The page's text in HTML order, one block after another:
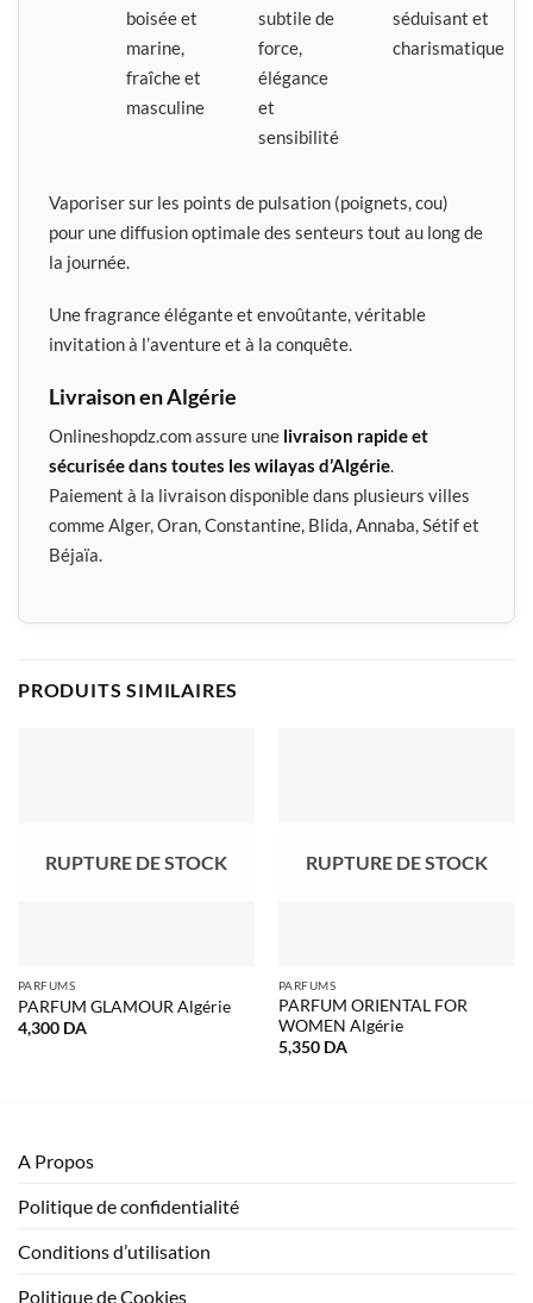
boisée et
marine,
fraîche et
masculine
subtile de
force,
élégance
et
sensibilité
séduisant et
charismatique
Vaporiser sur les points de pulsation (poignets, cou)
pour une diffusion optimale des senteurs tout au long de
la journée.
Une fragrance élégante et envoûtante, véritable
invitation à l’aventure et à la conquête.
Livraison en Algérie
Onlineshopdz.com assure une livraison rapide et
sécurisée dans toutes les wilayas d’Algérie.
Paiement à la livraison disponible dans plusieurs villes
comme Alger, Oran, Constantine, Blida, Annaba, Sétif et
Béjaïa.
PRODUITS SIMILAIRES
RUPTURE DE STOCK
PARFUMS
PARFUM GLAMOUR Algérie
4,300 DA
RUPTURE DE STOCK
PARFUMS
PARFUM ORIENTAL FOR
WOMEN Algérie
5,350 DA
A Propos
Politique de confidentialité
Conditions d’utilisation
Politique de Cookies